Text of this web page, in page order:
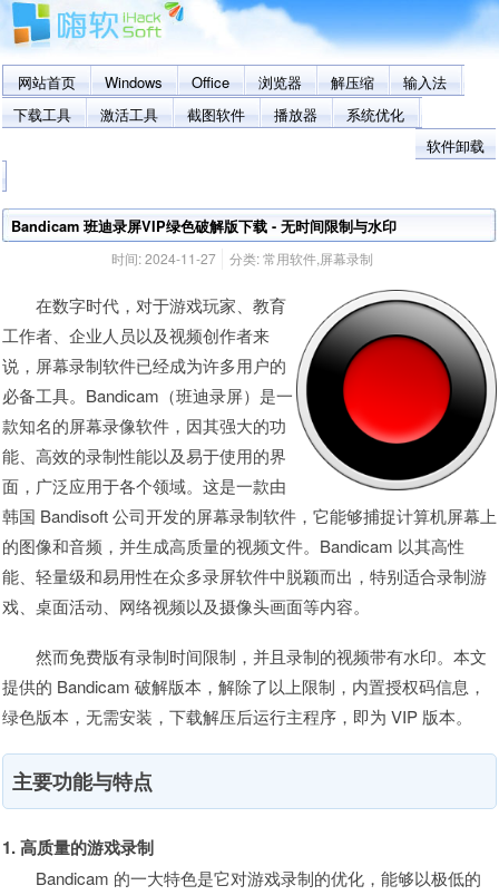
网站首页 Windows Office 浏览器 解压缩
输入法
下载工具
激活工具 截图软件 播放器
系统优化
软件卸载
Bandicam 班迪录屏VIP绿色破解版下载 - 无时间限制与水印
时间:2024-11-27 分类:常用软件,屏幕录制
在数字时代，对于游戏玩家、教育
工作者、企业人员以及视频创作者来
说，屏幕录制软件已经成为许多用户的
必备工具。Bandicam（班迪录屏）是一
款知名的屏幕录像软件，因其强大的功
能、高效的录制性能以及易于使用的界
面，广泛应用于各个领域。这是一款由
韩国 Bandisoft 公司开发的屏幕录制软件，它能够捕捉计算机屏幕上
的图像和音频，并生成高质量的视频文件。Bandicam 以其高性
能、轻量级和易用性在众多录屏软件中脱颖而出，特别适合录制游
戏、桌面活动、网络视频以及摄像头画面等内容。
然而免费版有录制时间限制，并且录制的视频带有水印。本文
提供的 Bandicam 破解版本，解除了以上限制，内置授权码信息，
绿色版本，无需安装，下载解压后运行主程序，即为 VIP 版本。
主要功能与特点
1. 高质量的游戏录制
Bandicam 的一大特色是它对游戏录制的优化，能够以极低的